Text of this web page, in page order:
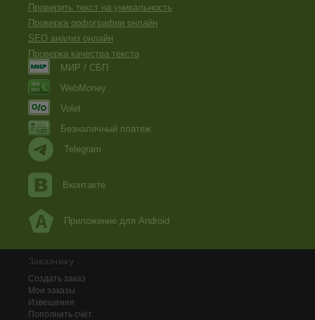
Проверить текст на уникальность
Проверка орфографии онлайн
SEO анализ онлайн
Проверка качества текста
МИР / СБП
WebMoney
Volet
Безналичный платеж
Telegram
Вконтакте
Приложение для Android
Заказчику
Создать заказ
Мои заказы
Извещения
Пополнить счёт